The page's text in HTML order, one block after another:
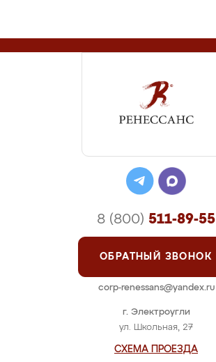
г. Электроугли
ул. Школьная, 27
СХЕМА ПРОЕЗДА
8 (800) 511-89-55
ОБРАТНЫЙ ЗВОНОК
corp-renessans@yandex.ru